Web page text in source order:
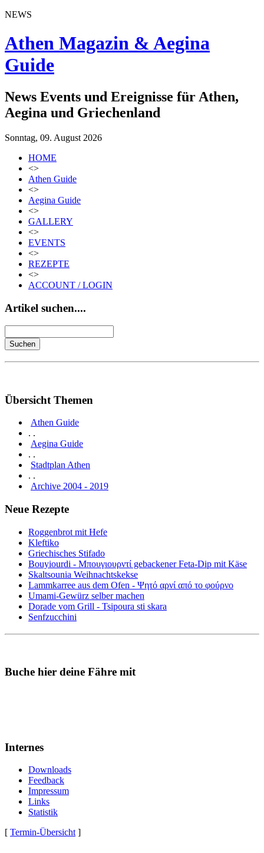
NEWS
Athen Magazin & Aegina
Guide
News Events und Ereignisse für Athen,
Aegina und Griechenland
Sonntag, 09. August 2026
HOME
<>
Athen Guide
<>
Aegina Guide
<>
GALLERY
<>
EVENTS
<>
REZEPTE
<>
ACCOUNT / LOGIN
Artikel suchen....
Übersicht Themen
Athen Guide
. .
Aegina Guide
. .
Stadtplan Athen
. .
Archive 2004 - 2019
Neue Rezepte
Roggenbrot mit Hefe
Kleftiko
Griechisches Stifado
Bouyiourdi - Μπουγιουρντί gebackener Feta-Dip mit Käse
Skaltsounia Weihnachtskekse
Lammkarree aus dem Ofen - Ψητό αρνί από το φούρνο
Umami-Gewürz selber machen
Dorade vom Grill - Tsipoura sti skara
Senfzucchini
Buche hier deine Fähre mit
Internes
Downloads
Feedback
Impressum
Links
Statistik
[ Termin-Übersicht]